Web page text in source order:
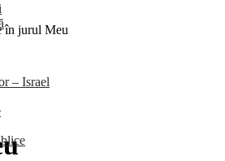
– Israel
în jurul Meu